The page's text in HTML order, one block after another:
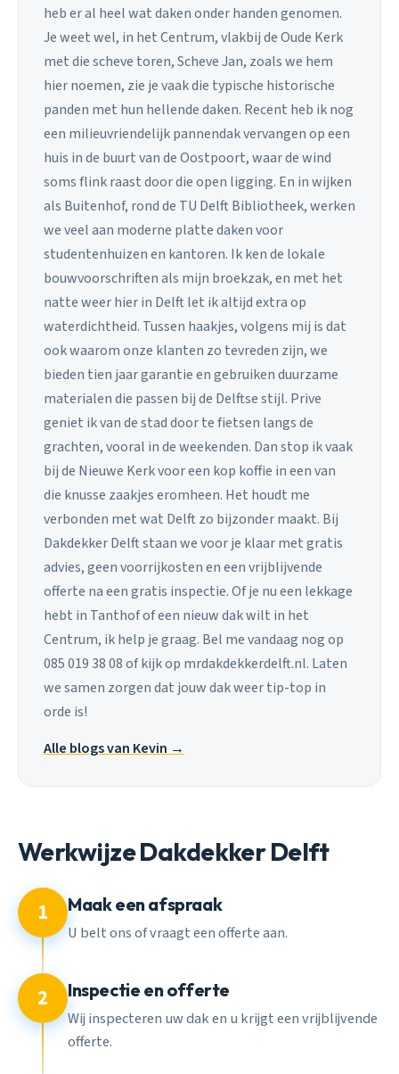
heb er al heel wat daken onder handen genomen.
Je weet wel, in het Centrum, vlakbij de Oude Kerk
met die scheve toren, Scheve Jan, zoals we hem
hier noemen, zie je vaak die typische historische
panden met hun hellende daken. Recent heb ik nog
een milieuvriendelijk pannendak vervangen op een
huis in de buurt van de Oostpoort, waar de wind
soms flink raast door die open ligging. En in wijken
als Buitenhof, rond de TU Delft Bibliotheek, werken
we veel aan moderne platte daken voor
studentenhuizen en kantoren. Ik ken de lokale
bouwvoorschriften als mijn broekzak, en met het
natte weer hier in Delft let ik altijd extra op
waterdichtheid. Tussen haakjes, volgens mij is dat
ook waarom onze klanten zo tevreden zijn, we
bieden tien jaar garantie en gebruiken duurzame
materialen die passen bij de Delftse stijl. Prive
geniet ik van de stad door te fietsen langs de
grachten, vooral in de weekenden. Dan stop ik vaak
bij de Nieuwe Kerk voor een kop koffie in een van
die knusse zaakjes eromheen. Het houdt me
verbonden met wat Delft zo bijzonder maakt. Bij
Dakdekker Delft staan we voor je klaar met gratis
advies, geen voorrijkosten en een vrijblijvende
offerte na een gratis inspectie. Of je nu een lekkage
hebt in Tanthof of een nieuw dak wilt in het
Centrum, ik help je graag. Bel me vandaag nog op
085 019 38 08 of kijk op mrdakdekkerdelft.nl. Laten
we samen zorgen dat jouw dak weer tip-top in
orde is!
Alle blogs van Kevin →
Werkwijze Dakdekker Delft
1 Maak een afspraak
U belt ons of vraagt een offerte aan.
2 Inspectie en offerte
Wij inspecteren uw dak en u krijgt een vrijblijvende
offerte.